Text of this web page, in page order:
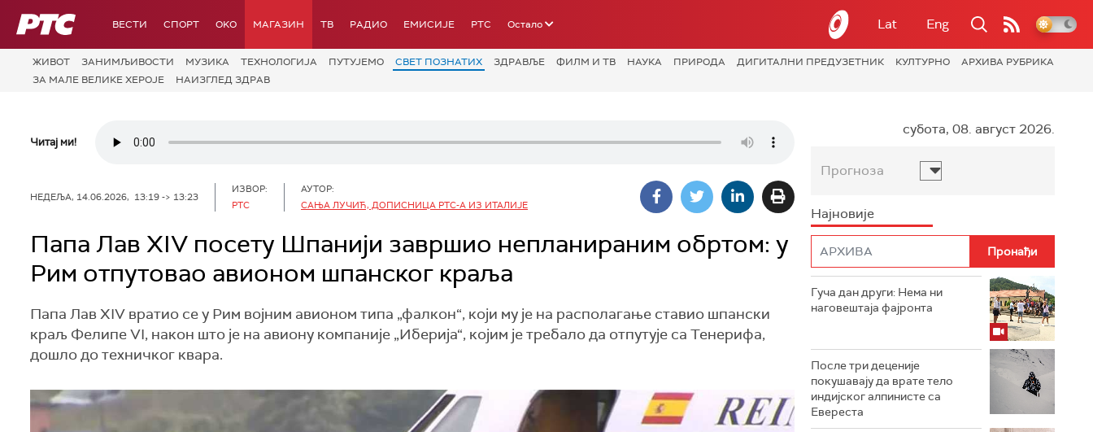
РТС ВЕСТИ СПОРТ OKO МАГАЗИН ТВ РАДИО ЕМИСИЈЕ РТС Остало Lat Eng
ЖИВОТ ЗАНИМЉИВОСТИ МУЗИКА ТЕХНОЛОГИЈA ПУТУЈЕМО СВЕТ ПОЗНАТИХ ЗДРАВЉЕ ФИЛМ И ТВ НАУКА ПРИРОДА ДИГИТАЛНИ ПРЕДУЗЕТНИК КУЛТУРНО
АРХИВА РУБРИКА
ЗА МАЛЕ ВЕЛИКЕ ХЕРОЈЕ
НАИЗГЛЕД ЗДРАВ
Читај ми!
НЕДЕЉА, 14.06.2026, 13:19 -> 13:23
ИЗВОР:
РТС
АУТОР:
САЊА ЛУЧИЋ, ДОПИСНИЦА РТС-А ИЗ ИТАЛИЈЕ
Папа Лав XIV посету Шпанији завршио непланираним обртом: у
Рим отпутовао авионом шпанског краља
Папа Лав XIV вратио се у Рим војним авионом типа „фалкон“, који му је на располагање ставио шпански
краљ Фелипе VI, након што је на авиону компаније „Иберија“, којим је требало да отпутује са Тенерифа,
дошло до техничког квара.
субота, 08. август 2026.
Прогноза
Најновије
Гуча дан други: Нема ни
наговештаја фајронта
После три деценије
покушавају да врате тело
индијског алпинисте са
Евереста